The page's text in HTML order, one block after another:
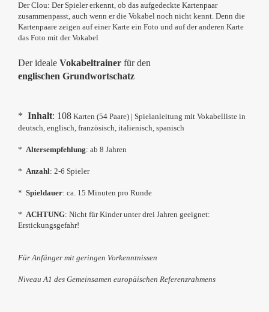
Der Clou: Der Spieler erkennt, ob das aufgedeckte Kartenpaar
zusammenpasst, auch wenn er die Vokabel noch nicht kennt. Denn die
Kartenpaare zeigen auf einer Karte ein Foto und auf der anderen Karte
das Foto mit der Vokabel
Der ideale Vokabeltrainer für den
englischen Grundwortschatz
* Inhalt: 108 Karten (54 Paare) | Spielanleitung mit Vokabelliste in
deutsch, englisch, französisch, italienisch, spanisch
* Altersempfehlung: ab 8 Jahren
* Anzahl: 2-6 Spieler
* Spieldauer: ca. 15 Minuten pro Runde
* ACHTUNG: Nicht für Kinder unter drei Jahren geeignet:
Erstickungsgefahr!
Für Anfänger mit geringen Vorkenntnissen
Niveau A1 des Gemeinsamen europäischen Referenzrahmens